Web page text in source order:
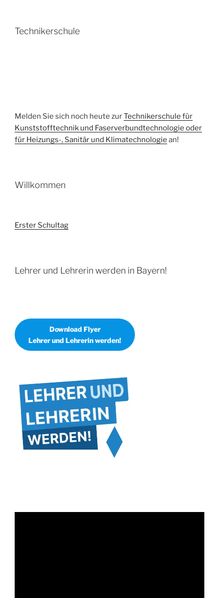
Technikerschule
Melden Sie sich noch heute zurTechnikerschule für
Kunststofftechnik und Faserverbundtechnologie oder
für Heizungs-, Sanitär und Klimatechnologie an!
Willkommen
Erster Schultag
Lehrer und Lehrerin werden in Bayern!
Download Flyer
Lehrer und Lehrerin werden!